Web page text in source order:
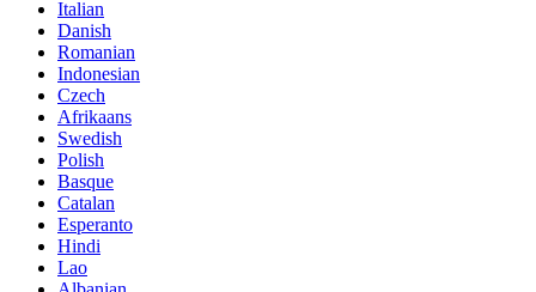
Italian
Danish
Romanian
Indonesian
Czech
Afrikaans
Swedish
Polish
Basque
Catalan
Esperanto
Hindi
Lao